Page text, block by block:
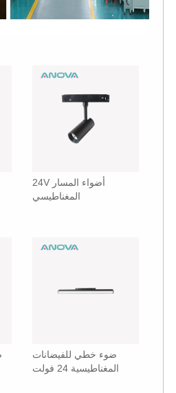
24V أضواء المسار
المغناطيسي
ضوء خطي للفيضانات
المغناطيسية 24 فولت